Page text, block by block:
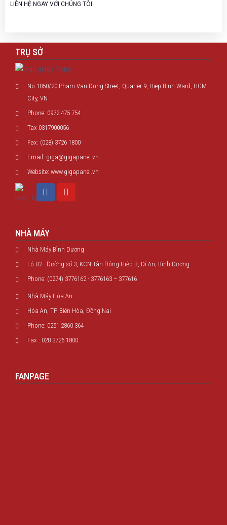
LIÊN HỆ NGAY VỚI CHÚNG TÔI
TRỤ SỞ
No.1050/20 Pham Van Dong Street, Quarter 9, Hiep Binh Ward, HCM
City, VN
Phone: 0972 475 754
Tax 0317900056
Fax: (028) 3726 1800
Email: giga@gigapanel.vn
Website: www.gigapanel.vn
NHÀ MÁY
Nhà Máy Bình Dương
Lô B2 - Đường số 3, KCN Tân Đông Hiệp B, Dĩ An, Bình Dương
Phone: (0274) 3776162 - 3776163 – 377616
Nhà Máy Hóa An
Hóa An, TP. Biên Hòa, Đồng Nai
Phone: 0251 2860 364
Fax : 028 3726 1800
FANPAGE